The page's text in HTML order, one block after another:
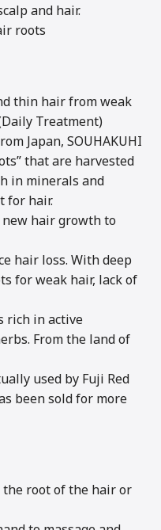
and hair.
roots
thin hair from weak
Treatment)
Japan, SOUHAKUHI
that are harvested
in minerals and
for hair.
new hair growth to
hair loss. With deep
for weak hair, lack of
rich in active
From the land of
used by Fuji Red
been sold for more
root of the hair or